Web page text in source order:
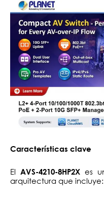
Características clave
El AVS-4210-8HP2X es
arquitectura que incluye: